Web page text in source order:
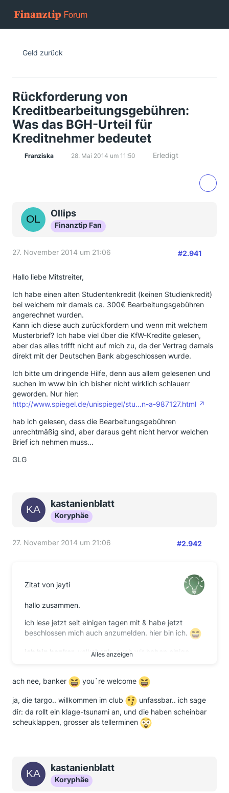
Geld zurück
Rückforderung von
Kreditbearbeitungsgebühren:
Was das BGH-Urteil für
Kreditnehmer bedeutet
Franziska 28. Mai 2014 um 11:50 Erledigt
Ollips
Finanztip Fan
27. November 2014 um 21:06 #2.941
Hallo liebe Mitstreiter,
Ich habe einen alten Studentenkredit (keinen Studienkredit)
bei welchem mir damals ca. 300€ Bearbeitungsgebühren
angerechnet wurden.
Kann ich diese auch zurückfordern und wenn mit welchem
Musterbrief? Ich habe viel über die KfW-Kredite gelesen,
aber das alles trifft nicht auf mich zu, da der Vertrag damals
direkt mit der Deutschen Bank abgeschlossen wurde.
Ich bitte um dringende Hilfe, denn aus allem gelesenen und
suchen im www bin ich bisher nicht wirklich schlauerr
geworden. Nur hier:
http://www.spiegel.de/unispiegel/stu…n-a-987127.html
hab ich gelesen, dass die Bearbeitungsgebühren
unrechtmäßig sind, aber daraus geht nicht hervor welchen
Brief ich nehmen muss...
GLG
kastanienblatt
Koryphäe
27. November 2014 um 21:06 #2.942
Zitat von jayti
hallo zusammen.
ich lese jetzt seit einigen tagen mit & habe jetzt
beschlossen mich auch anzumelden. hier bin ich.
volksbank. auch wir haben einige
zugegangen ist. meist handelte es sich um
schreibauslagengebühr sowie mtl.
kontoführungsgebühren verlangt. wurde alles, samt
zinsen den jeweiligen kunden erstattet. (ich hab mir
auch ich hatte vor rund 7 jahren einen kredit bei der
targobankaufgenommen. jugendsünden.
Alles anzeigen
ach nee, banker you`re welcome
ja, die targo.. willkommen im club
unfassbar.. ich sage
dir: da rollt ein klage-tsunami an, und die haben scheinbar
scheuklappen, grosser als tellerminen
kastanienblatt
Koryphäe